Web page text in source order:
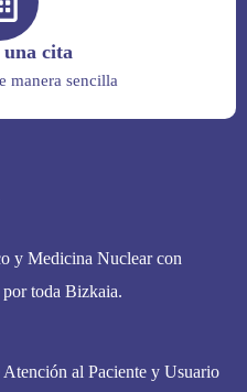
cita
manera sencilla
y Medicina Nuclear con
por toda Bizkaia.
al Paciente y Usuario